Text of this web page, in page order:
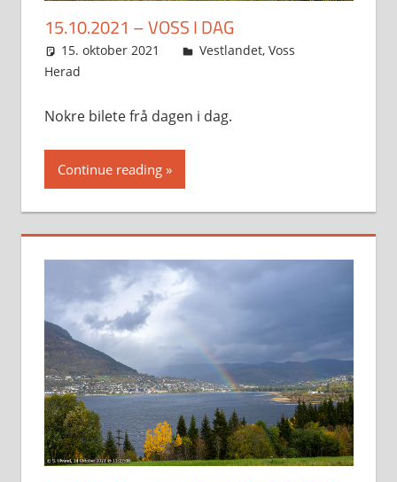
15.10.2021 – VOSS I DAG
15. oktober 2021 Svein
Vestlandet, Voss
Herad
Nokre bilete frå dagen i dag.
Continue reading